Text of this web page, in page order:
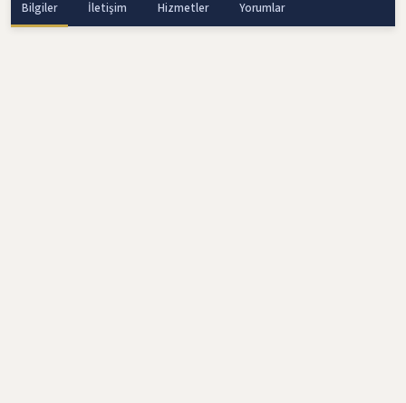
Bilgiler İletişim Hizmetler Yorumlar